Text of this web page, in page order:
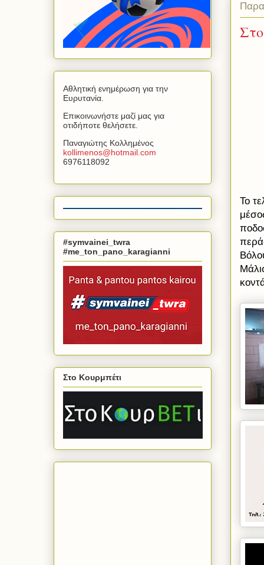
Το
Αθλητική ενημέρωση για την
Ευρυτανία.
Επικοινωνήστε μαζί μας για
οτιδήποτε θελήσετε.
Παναγιώτης Κολλημένος
kollimenos@hotmail com
6976118092
#symvainei_twra
#me_ton_pano_karagianni
Στο Κουρμπέτι